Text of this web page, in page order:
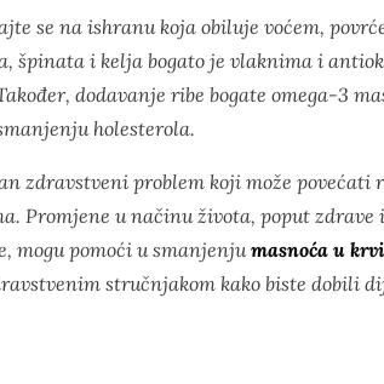
se na ishranu koja obiluje voćem,
špinata i kelja bogato je vlaknima i
dodavanje ribe bogate omega-3
holesterola.
zdravstveni problem koji može
Promjene u načinu života, poput zdrave
mogu pomoći u smanjenjumasnoća u krvi
stručnjakom kako biste dobili